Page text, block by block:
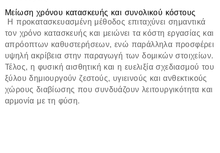
Μείωση χρόνου κατασκευής και συνολικού κόστους
Η προκατασκευασμένη μέθοδος επιταχύνει σημαντικά
τον χρόνο κατασκευής και μειώνει τα κόστη εργασίας και
απρόοπτων καθυστερήσεων, ενώ παράλληλα προσφέρει
υψηλή ακρίβεια στην παραγωγή των δομικών στοιχείων.
Τέλος, η φυσική αισθητική και η ευελιξία σχεδιασμού του
ξύλου δημιουργούν ζεστούς, υγιεινούς και ανθεκτικούς
χώρους διαβίωσης που συνδυάζουν λειτουργικότητα και
αρμονία με τη φύση.